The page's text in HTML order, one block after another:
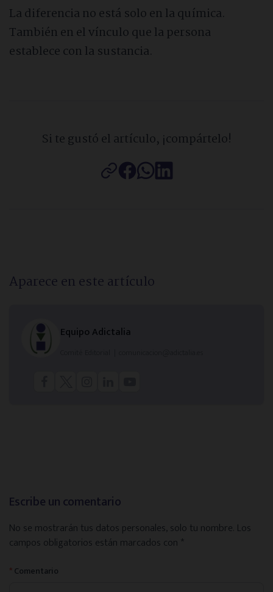
La diferencia no está solo en la química.
También en el vínculo que la persona
establece con la sustancia.
Si te gustó el artículo, ¡compártelo!
Aparece en este artículo
Equipo Adictalia
Escribe un comentario
No se mostrarán tus datos personales, solo tu nombre. Los
campos obligatorios están marcados con *
* Comentario